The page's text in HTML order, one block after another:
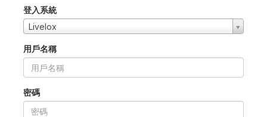
登入系統
Livelox
用戶名稱
密碼